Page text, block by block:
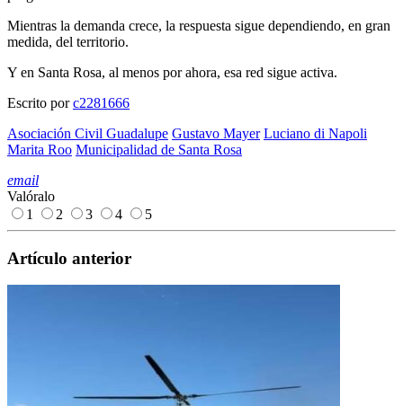
Mientras la demanda crece, la respuesta sigue dependiendo, en gran
medida, del territorio.
Y en Santa Rosa, al menos por ahora, esa red sigue activa.
Escrito porc2281666
Asociación Civil Guadalupe Gustavo Mayer Luciano di Napoli
Marita Roo Municipalidad de Santa Rosa
email
Valóralo
1
2 3 4 5
Artículo anterior